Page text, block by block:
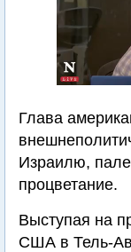
Глава
Израилю,
процветание.
Выступая на
США в Тель-